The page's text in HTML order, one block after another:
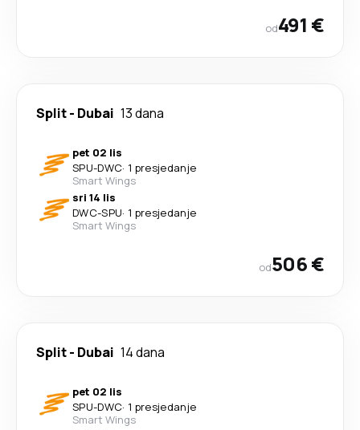
od491 €
Split- Dubai 13 dana
pet 02 lis
SPU-DWC· 1 presjedanje
Smart Wings
sri 14 lis
DWC-SPU· 1 presjedanje
Smart Wings
od506 €
Split- Dubai 14 dana
pet 02 lis
SPU-DWC· 1 presjedanje
Smart Wings